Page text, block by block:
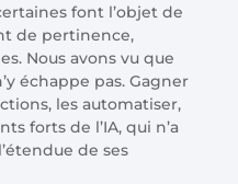
font l’objet de
de pertinence,
Nous avons vu que
échappe pas. Gagner
les automatiser,
forts de l’IA, qui n’a
de ses